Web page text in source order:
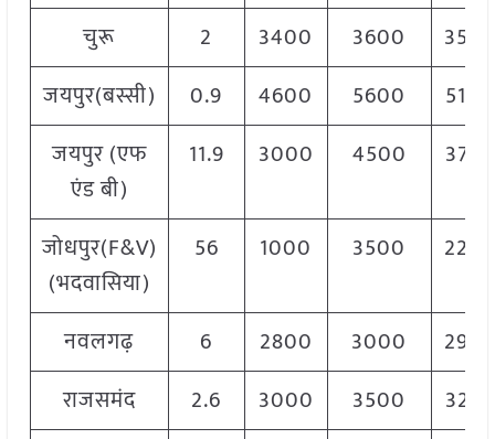
चुरू
2 3400 3600
जयपुर(बस्सी)
0.9 4600 5600
5100
जयपुर (एफ
एंड बी)
11.9 3000 4500 3750
जोधपुर(F&V)
(भदवासिया)
56 1000 3500
नवलगढ़ 6 2800 3000
राजसमंद
2.6 3000 3500
3250